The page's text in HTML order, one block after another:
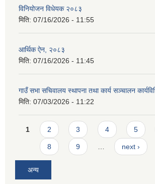
विनियोजन विधेयक २०८३
मिति: 07/16/2026 - 11:55
आर्थिक ऐन, २०८३
मिति: 07/16/2026 - 11:45
गाउँ सभा सचिवालय स्थापना तथा कार्य सञ्चालन
मिति: 07/03/2026 - 11:22
Pages
1 2 3 4 5
8 9 next ›
अन्य